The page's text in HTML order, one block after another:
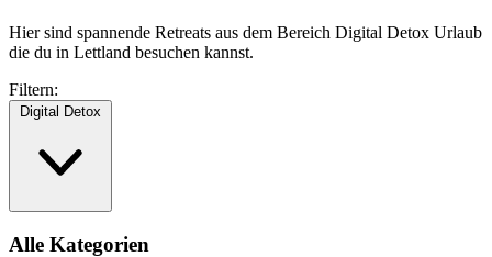
Hier sind spannende Retreats aus dem Bereich Digital Detox Urlaub
die du in Lettland besuchen kannst.
Filtern:
Digital Detox
Alle Kategorien